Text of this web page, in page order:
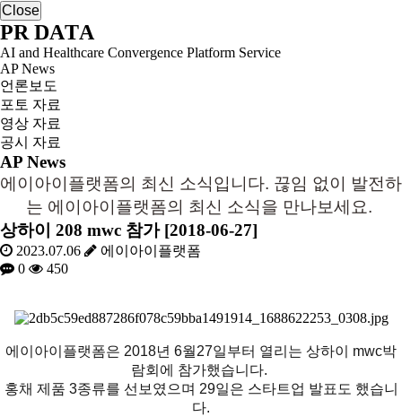
Close
PR DATA
AI and Healthcare Convergence Platform Service
AP News
언론보도
포토 자료
영상 자료
공시 자료
AP News
에이아이플랫폼의 최신 소식입니다. 끊임 없이 발전하
는 에이아이플랫폼의 최신 소식을 만나보세요.
상하이 208 mwc 참가 [2018-06-27]
2023.07.06
에이아이플랫폼
0
450
에이아이플랫폼은 2018년 6월27일부터 열리는 상하이 mwc박
람회에 참가했습니다.
홍채 제품 3종류를 선보였으며 29일은 스타트업 발표도 했습니
다.